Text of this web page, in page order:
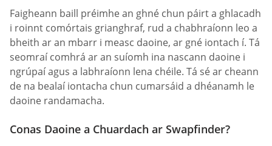
Faigheann baill préimhe an ghné chun páirt a ghlacadh
i roinnt comórtais grianghraf, rud a chabhraíonn leo a
bheith ar an mbarr i measc daoine, ar gné iontach í. Tá
seomraí comhrá ar an suíomh ina nascann daoine i
ngrúpaí agus a labhraíonn lena chéile. Tá sé ar cheann
de na bealaí iontacha chun cumarsáid a dhéanamh le
daoine randamacha.
Conas Daoine a Chuardach ar Swapfinder?